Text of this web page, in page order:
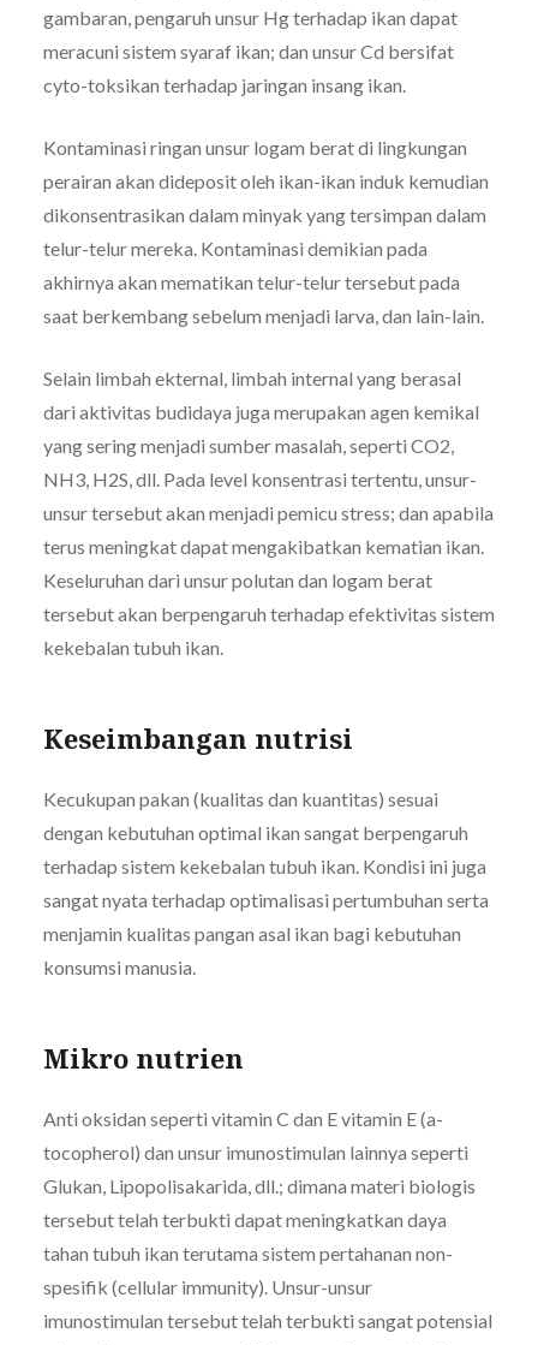
gambaran, pengaruh unsur Hg terhadap ikan dapat
meracuni sistem syaraf ikan; dan unsur Cd bersifat
cyto-toksikan terhadap jaringan insang ikan.
Kontaminasi ringan unsur logam berat di lingkungan
perairan akan dideposit oleh ikan-ikan induk kemudian
dikonsentrasikan dalam minyak yang tersimpan dalam
telur-telur mereka. Kontaminasi demikian pada
akhirnya akan mematikan telur-telur tersebut pada
saat berkembang sebelum menjadi larva, dan lain-lain.
Selain limbah ekternal, limbah internal yang berasal
dari aktivitas budidaya juga merupakan agen kemikal
yang sering menjadi sumber masalah, seperti CO2,
NH3, H2S, dll. Pada level konsentrasi tertentu, unsur-
unsur tersebut akan menjadi pemicu stress; dan apabila
terus meningkat dapat mengakibatkan kematian ikan.
Keseluruhan dari unsur polutan dan logam berat
tersebut akan berpengaruh terhadap efektivitas sistem
kekebalan tubuh ikan.
Keseimbangan nutrisi
Kecukupan pakan (kualitas dan kuantitas) sesuai
dengan kebutuhan optimal ikan sangat berpengaruh
terhadap sistem kekebalan tubuh ikan. Kondisi ini juga
sangat nyata terhadap optimalisasi pertumbuhan serta
menjamin kualitas pangan asal ikan bagi kebutuhan
konsumsi manusia.
Mikro nutrien
Anti oksidan seperti vitamin C dan E vitamin E (a-
tocopherol) dan unsur imunostimulan lainnya seperti
Glukan, Lipopolisakarida, dll.; dimana materi biologis
tersebut telah terbukti dapat meningkatkan daya
tahan tubuh ikan terutama sistem pertahanan non-
spesifik (cellular immunity). Unsur-unsur
imunostimulan tersebut telah terbukti sangat potensial